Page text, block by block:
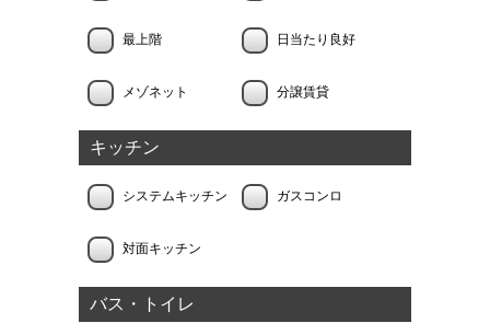
最上階 日当たり良好
メゾネット 分譲賃貸
キッチン
システムキッチン ガスコンロ
対面キッチン
バス・トイレ